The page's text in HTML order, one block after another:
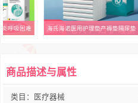
呼吸困难 海氏海诺医用护理垫产褥垫隔尿垫
商品描述与属性
类目：医疗器械